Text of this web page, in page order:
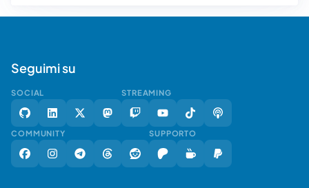
Seguimi su
SOCIAL STREAMING
COMMUNITY SUPPORTO